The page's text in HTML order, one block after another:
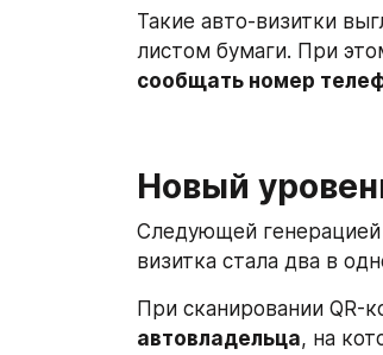
Такие авто-визитки
сообщать номер
Новый
Следующей генерацией
визитка стала два в
При сканировании QR-
автовладельца, на